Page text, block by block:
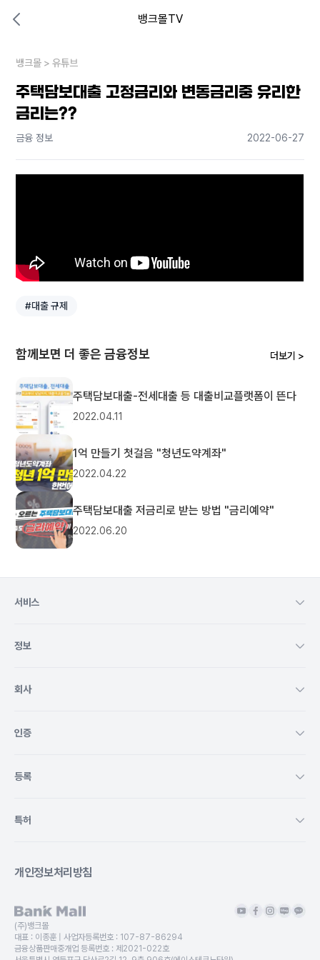
뱅크몰TV
내 상황엔 어떤 방법이 있을까?
뱅크몰 >유튜브
주택담보대출 고정금리와 변동금리중 유리한
금리는??
금융 정보 2022-06-27
#대출 규제
함께보면 더 좋은 금융정보 더보기 >
주택담보대출-전세대출 등 대출비교플랫폼이 뜬다
2022.04.11
1억 만들기 첫걸음 "청년도약계좌"
2022.04.22
주택담보대출 저금리로 받는 방법 "금리예약"
2022.06.20
서비스
정보
회사
인증
등록
특허
개인정보처리방침
(주)뱅크몰
대표 : 이종훈 | 사업자등록번호 : 107-87-86294
금융상품판매중개업 등록번호 : 제2021-022호